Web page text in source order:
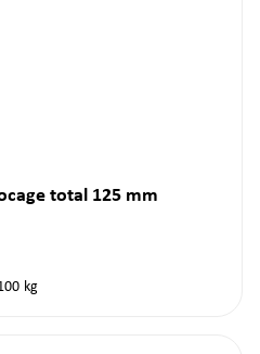
total 125 mm
kg